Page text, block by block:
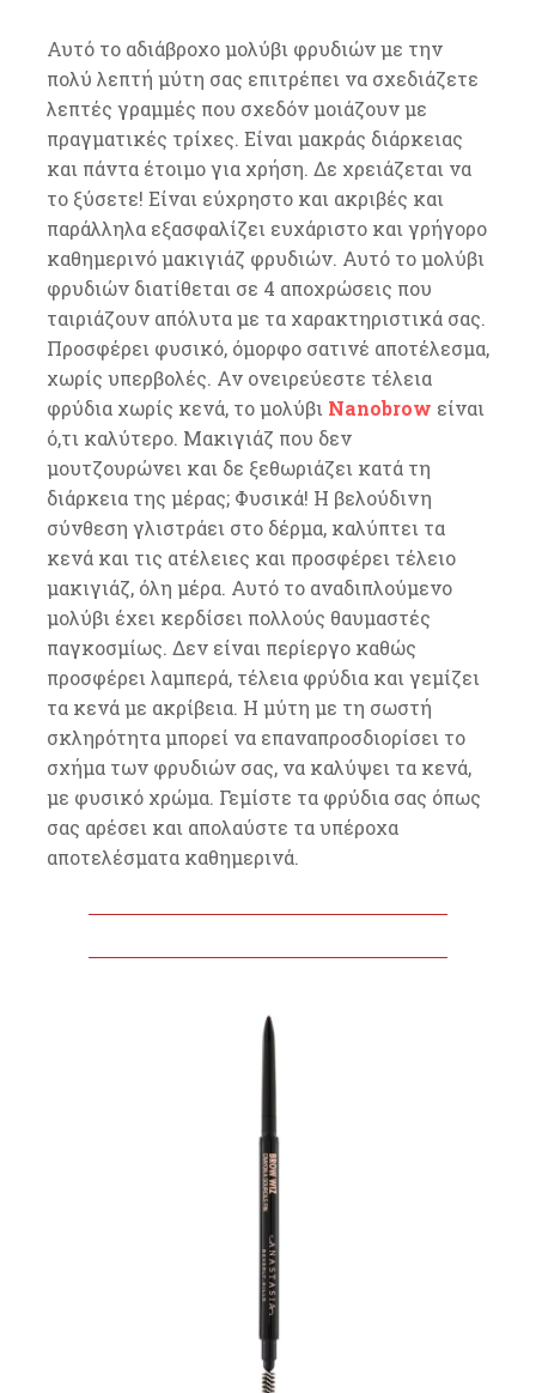
Αυτό το αδιάβροχο μολύβι φρυδιών με την
πολύ λεπτή μύτη σας επιτρέπει να σχεδιάζετε
λεπτές γραμμές που σχεδόν μοιάζουν με
πραγματικές τρίχες. Είναι μακράς διάρκειας
και πάντα έτοιμο για χρήση. Δε χρειάζεται να
το ξύσετε! Είναι εύχρηστο και ακριβές και
παράλληλα εξασφαλίζει ευχάριστο και γρήγορο
καθημερινό μακιγιάζ φρυδιών. Αυτό το μολύβι
φρυδιών διατίθεται σε 4 αποχρώσεις που
ταιριάζουν απόλυτα με τα χαρακτηριστικά σας.
Προσφέρει φυσικό, όμορφο σατινέ αποτέλεσμα,
χωρίς υπερβολές. Αν ονειρεύεστε τέλεια
φρύδια χωρίς κενά, το μολύβι Nanobrow είναι
ό,τι καλύτερο. Μακιγιάζ που δεν
μουτζουρώνει και δε ξεθωριάζει κατά τη
διάρκεια της μέρας; Φυσικά! Η βελούδινη
σύνθεση γλιστράει στο δέρμα, καλύπτει τα
κενά και τις ατέλειες και προσφέρει τέλειο
μακιγιάζ, όλη μέρα. Αυτό το αναδιπλούμενο
μολύβι έχει κερδίσει πολλούς θαυμαστές
παγκοσμίως. Δεν είναι περίεργο καθώς
προσφέρει λαμπερά, τέλεια φρύδια και γεμίζει
τα κενά με ακρίβεια. Η μύτη με τη σωστή
σκληρότητα μπορεί να επαναπροσδιορίσει το
σχήμα των φρυδιών σας, να καλύψει τα κενά,
με φυσικό χρώμα. Γεμίστε τα φρύδια σας όπως
σας αρέσει και απολαύστε τα υπέροχα
αποτελέσματα καθημερινά.